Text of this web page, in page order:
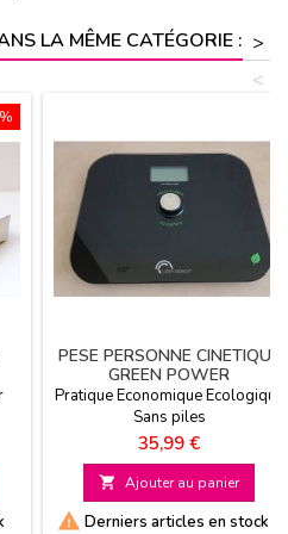
LA MÊME CATÉGORIE : >
<
PESE PERSONNE CINETIQUE
GREEN POWER
Pratique Economique Ecologique
Sans piles
Prix
35,99 €
 Ajouter au panier
 Derniers articles en stock